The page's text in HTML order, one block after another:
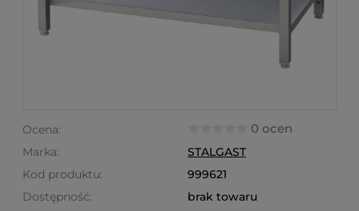
Ocena: 0 ocen
Marka:
STALGAST
Kod produktu:
999621
Dostępność:
brak towaru